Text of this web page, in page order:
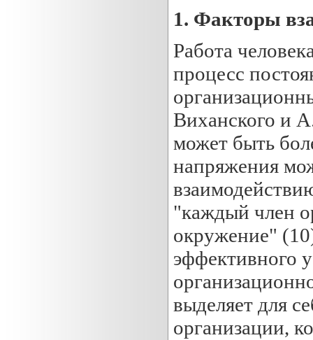
1. Факторы
Работа
процесс
Виханского и
может быть
напряжения
"каждый член
окружение"
эффективного
выделяет для
организации,